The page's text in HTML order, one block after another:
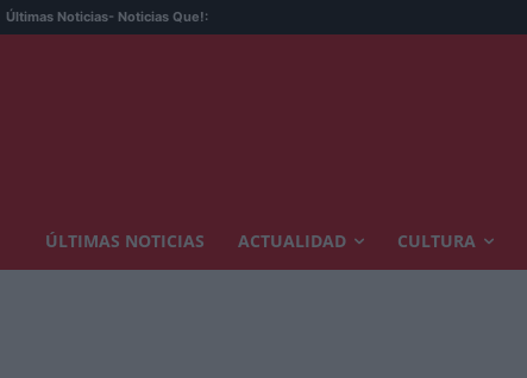
Últimas Noticias- Noticias Que!:
ÚLTIMAS NOTICIAS ACTUALIDAD CULTURA